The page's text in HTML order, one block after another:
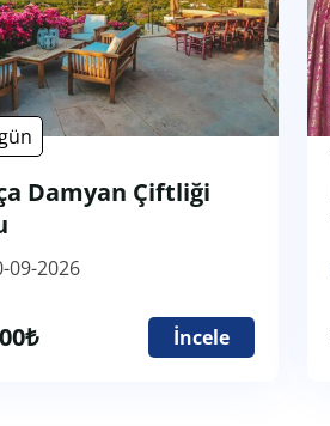
Damyan Çiftliği
09-2026
₺ İncele